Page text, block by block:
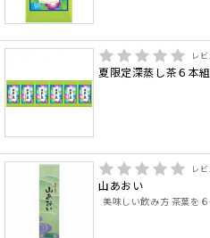
レ
夏限定深蒸し茶６本組
レ
山あおい
美味しい飲み方 茶葉を